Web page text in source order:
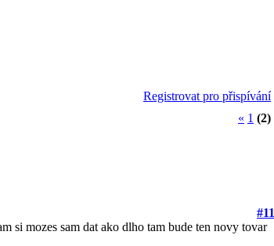
Registrovat pro přispívání
« 1 (2)
#11
si mozes sam dat ako dlho tam bude ten novy tovar